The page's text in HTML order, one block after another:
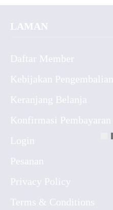
LAMAN
Daftar Member
Kebijakan Pengembalian
Keranjang Belanja
Konfirmasi Pembayaran
Login
Pesanan
Privacy Policy
Terms & Conditions